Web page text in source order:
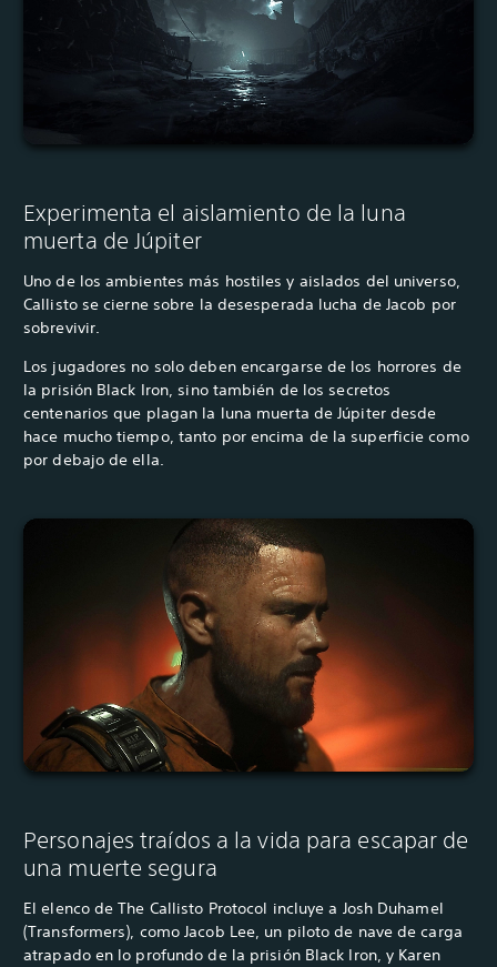
Experimenta el aislamiento de la luna
muerta de Júpiter
Uno de los ambientes más hostiles y aislados del universo,
Callisto se cierne sobre la desesperada lucha de Jacob por
sobrevivir.
Los jugadores no solo deben encargarse de los horrores de
la prisión Black Iron, sino también de los secretos
centenarios que plagan la luna muerta de Júpiter desde
hace mucho tiempo, tanto por encima de la superficie como
por debajo de ella.
Personajes traídos a la vida para escapar de
una muerte segura
El elenco de The Callisto Protocol incluye a Josh Duhamel
(Transformers), como Jacob Lee, un piloto de nave de carga
atrapado en lo profundo de la prisión Black Iron, y Karen